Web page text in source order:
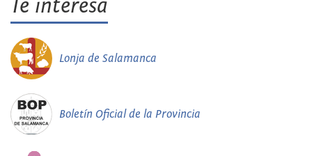
Te interesa
Lonja de Salamanca
Boletín Oficial de la Provincia